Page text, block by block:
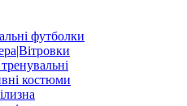
футболки
костюми